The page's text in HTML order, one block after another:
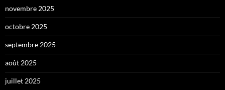
novembre 2025
octobre 2025
septembre 2025
août 2025
juillet 2025